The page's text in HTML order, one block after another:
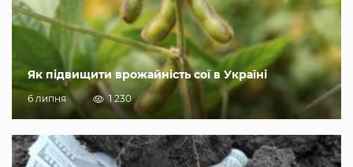
Як підвищити врожайність сої в Україні
6 липня 1 230